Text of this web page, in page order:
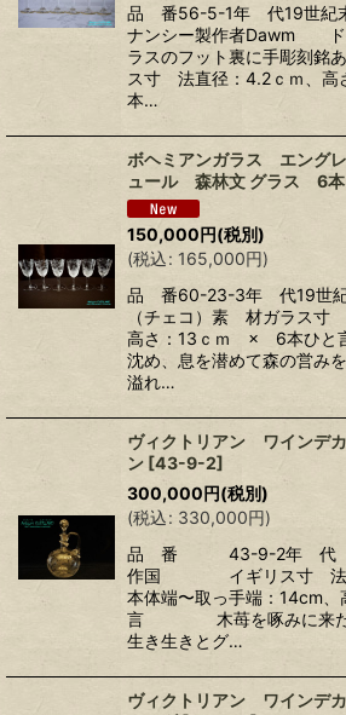
品 番56-5-1年 代19世紀
ナンシー製作者Dawm
ラスのフット裏に手彫刻銘
ス寸 法直径：4.2ｃｍ、
本…
ボヘミアンガラス エング
ュール 森林文 グラス 6本
150,000円(税別)
(税込: 165,000円)
品 番60-23-3年 代19世紀
（チェコ）素 材ガラス寸
高さ：13ｃｍ × 6本ひと
沈め、息を潜めて森の営み
溢れ…
ヴィクトリアン ワインデ
ン [43-9-2]
300,000円(税別)
(税込: 330,000円)
品 番 43-9-2年 代
作国 イギリス寸
本体端〜取っ手端：14cm
言 木苺を啄みに来たロ
生き生きとグ…
ヴィクトリアン ワインデ